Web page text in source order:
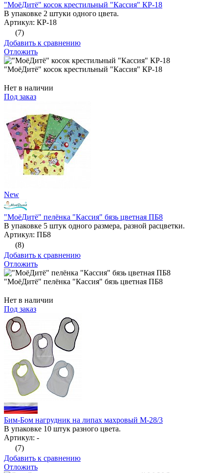
"МоёДитё" косок крестильный "Кассия" КР-18
В упаковке 2 штуки одного цвета.
Артикул: КР-18
(7)
Добавить к сравнению
Отложить
"МоёДитё" косок крестильный "Кассия" КР-18
Нет в наличии
Под заказ
New
"МоёДитё" пелёнка "Кассия" бязь цветная ПБ8
В упаковке 5 штук одного размера, разной расцветки.
Артикул: ПБ8
(8)
Добавить к сравнению
Отложить
"МоёДитё" пелёнка "Кассия" бязь цветная ПБ8
Нет в наличии
Под заказ
Бим-Бом нагрудник на липах махровый М-28/3
В упаковке 10 штук разного цвета.
Артикул: -
(7)
Добавить к сравнению
Отложить